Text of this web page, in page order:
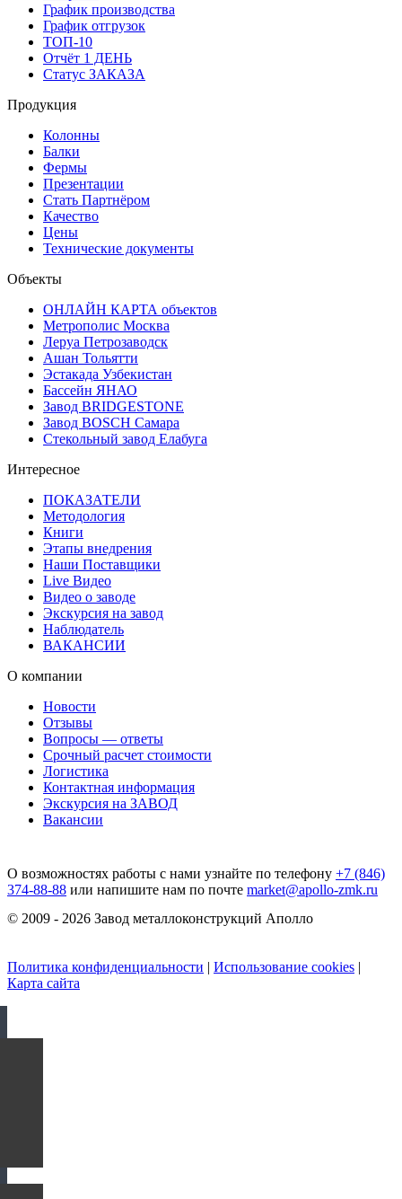
График производства
График отгрузок
ТОП-10
Отчёт 1 ДЕНЬ
Статус ЗАКАЗА
Продукция
Колонны
Балки
Фермы
Презентации
Стать Партнёром
Качество
Цены
Технические документы
Объекты
ОНЛАЙН КАРТА объектов
Метрополис Москва
Леруа Петрозаводск
Ашан Тольятти
Эстакада Узбекистан
Бассейн ЯНАО
Завод BRIDGESTONE
Завод BOSCH Самара
Стекольный завод Елабуга
Интересное
ПОКАЗАТЕЛИ
Методология
Книги
Этапы внедрения
Наши Поставщики
Live Видео
Видео о заводе
Экскурсия на завод
Наблюдатель
ВАКАНСИИ
О компании
Новости
Отзывы
Вопросы — ответы
Срочный расчет стоимости
Логистика
Контактная информация
Экскурсия на ЗАВОД
Вакансии
О возможностях работы с нами узнайте по телефону +7 (846)
374-88-88 или напишите нам по почте market@apollo-zmk.ru
© 2009 - 2026 Завод металлоконструкций Аполло
Политика конфиденциальности | Использование cookies |
Карта сайта